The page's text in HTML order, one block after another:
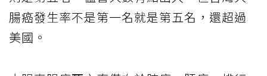
腸癌發生率不是第一名就是第五名，還超過
美國。